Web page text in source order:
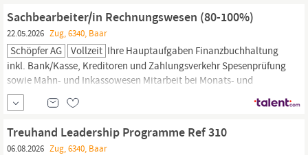
Vorteil Mehrjährige Erfahrung im Treuhandbereich Fundierte
Payroll-Kenntnisse Sehr gute Kenntnisse im...
Sachbearbeiter/in Rechnungswesen (80-100%)
22.05.2026 Zug, 6340, Baar
Schöpfer AG Vollzeit Ihre Hauptaufgaben Finanzbuchhaltung
inkl. Bank/Kasse, Kreditoren und Zahlungsverkehr Spesenprüfung
sowie Mahn- und Inkassowesen Mitarbeit bei Monats- und
Jahresabschlüssen (OR) inkl. Abstimmungen Unterstützung in der
Lohnbuchhaltung und im Tagesgeschäft Kundenanfragen
RechnungswesenIhr...
Treuhand Leadership Programme Ref 310
06.08.2026 Zug, 6340, Baar